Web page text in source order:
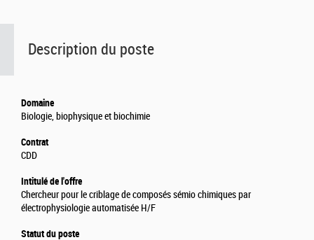
Description du poste
Domaine
Biologie, biophysique et biochimie
Contrat
CDD
Intitulé de l'offre
Chercheur pour le criblage de composés sémio chimiques par
électrophysiologie automatisée H/F
Statut du poste